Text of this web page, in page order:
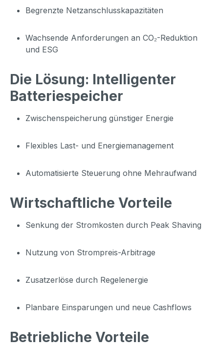
Begrenzte Netzanschlusskapazitäten
Wachsende Anforderungen an CO₂-Reduktion
und ESG
Die Lösung: Intelligenter
Batteriespeicher
Zwischenspeicherung günstiger Energie
Flexibles Last- und Energiemanagement
Automatisierte Steuerung ohne Mehraufwand
Wirtschaftliche Vorteile
Senkung der Stromkosten durch Peak Shaving
Nutzung von Strompreis-Arbitrage
Zusatzerlöse durch Regelenergie
Planbare Einsparungen und neue Cashflows
Betriebliche Vorteile